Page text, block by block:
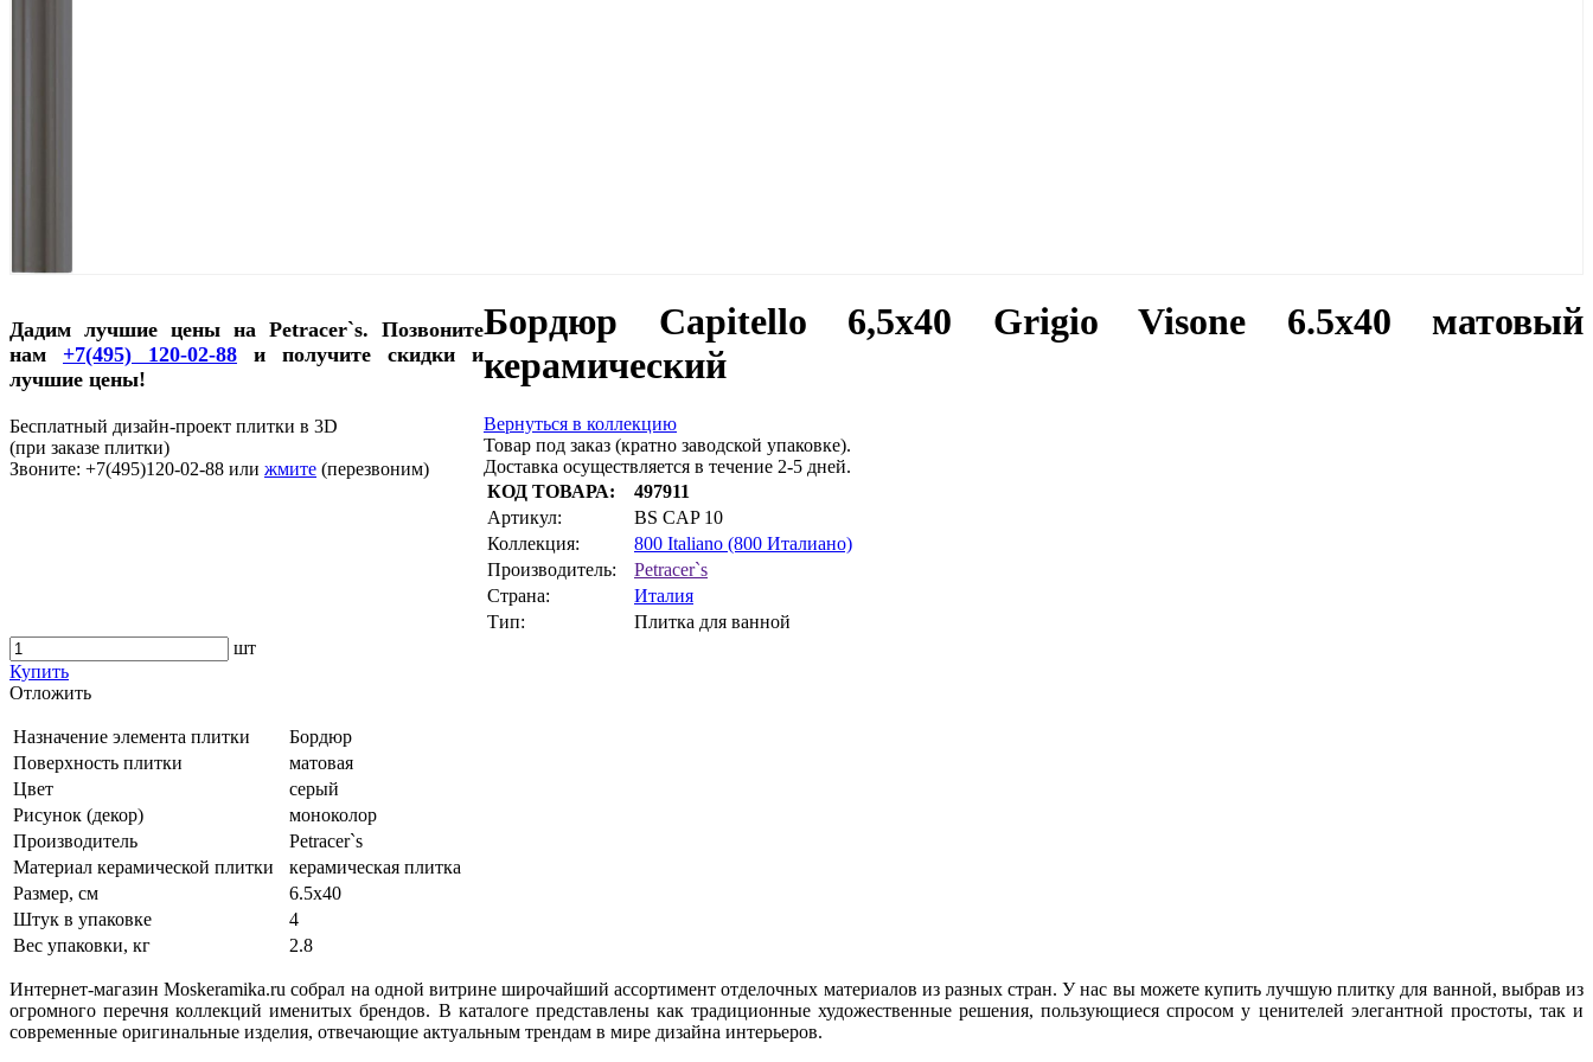
Дадим лучшие цены на Petracer`s. Позвоните
нам +7(495) 120-02-88 и получите скидки и
лучшие цены!
Бесплатный дизайн-проект плитки в 3D
(при заказе плитки)
Звоните: +7(495)120-02-88 или жмите (перезвоним)
Бордюр Capitello 6,5x40 Grigio Visone 6.5x40 матовый
керамический
Вернуться в коллекцию
Товар под заказ (кратно заводской упаковке).
Доставка осуществляется в течение 2-5 дней.
КОД ТОВАРА:
497911
Артикул:
BS CAP 10
Коллекция:
800 Italiano (800 Италиано)
Производитель:
Petracer`s
Страна:
Италия
Тип:
Плитка для ванной
шт
Купить
Oтложить
Назначение элемента плитки
Бордюр
Поверхность плитки
матовая
Цвет
серый
Рисунок (декор)
моноколор
Производитель
Petracer`s
Материал керамической плитки
керамическая плитка
Размер, см
6.5x40
Штук в упаковке
4
Вес упаковки, кг
2.8
Интернет-магазин Moskeramika.ru собрал на одной витрине широчайший ассортимент отделочных материалов из разных стран. У нас вы можете купить лучшую плитку для ванной, выбрав из
огромного перечня коллекций именитых брендов. В каталоге представлены как традиционные художественные решения, пользующиеся спросом у ценителей элегантной простоты, так и
современные оригинальные изделия, отвечающие актуальным трендам в мире дизайна интерьеров.